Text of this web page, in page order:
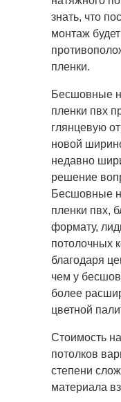
знать, что
монтаж
пленки.
Бесшовные
пленки пвх
глянцевую
новой
недавно
решение
Бесшовные
пленки пвх,
формату,
потолочных
благодаря
чем у
более
цветной
Стоимость
потолков
степени
материала